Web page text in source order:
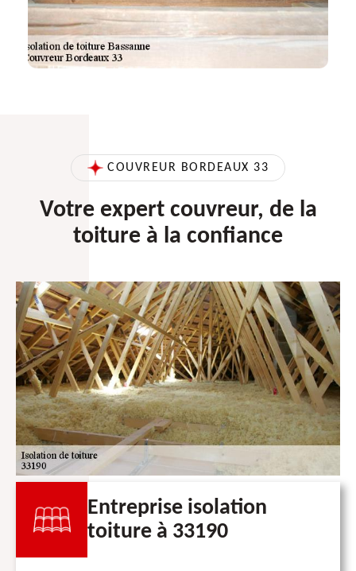
COUVREUR BORDEAUX 33
Votre expert couvreur, de la
toiture à la confiance
Entreprise isolation
toiture à 33190